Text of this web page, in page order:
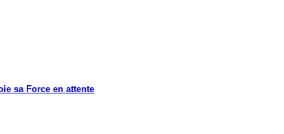
sa Force en attente